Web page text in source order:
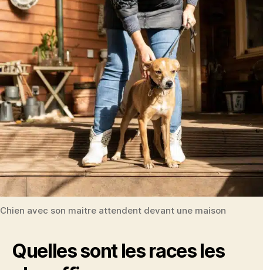
Chien avec son maitre attendent devant une maison
Quelles sont les races les